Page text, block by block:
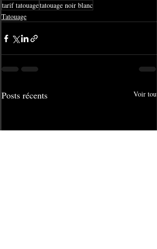
tarif tatouagetatouage noir blanc
Tatouage
Posts récents Voir tout